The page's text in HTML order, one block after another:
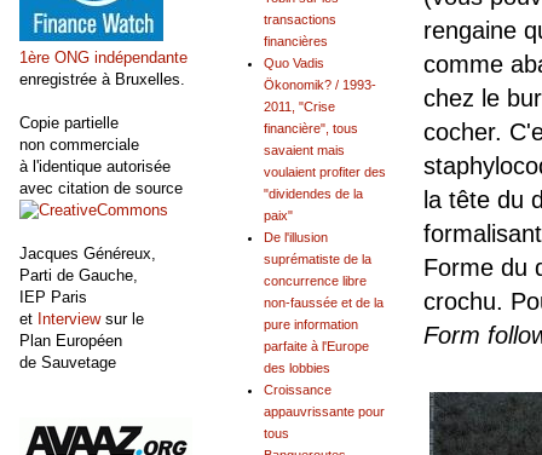
rengaine
comme
chez le
cocher.
la tête du
Forme du
crochu.
Form
transactions
financières
Quo Vadis
Ökonomik? / 1993-
2011, "Crise
financière", tous
savaient mais
voulaient profiter des
"dividendes de la
paix"
De l'illusion
suprématiste de la
concurrence libre
non-faussée et de la
pure information
parfaite à l'Europe
des lobbies
Croissance
appauvrissante pour
tous
1ère ONG indépendante
enregistrée à Bruxelles.
Copie partielle
non commerciale
à l'identique autorisée
avec citation de source
Jacques Généreux,
Parti de Gauche,
IEP Paris
et Interviewsur le
Plan Européen
de Sauvetage